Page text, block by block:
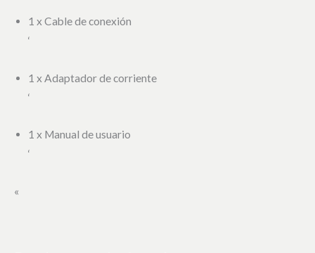
1 x Cable de conexión
‘
1 x Adaptador de corriente
‘
1 x Manual de usuario
‘
«